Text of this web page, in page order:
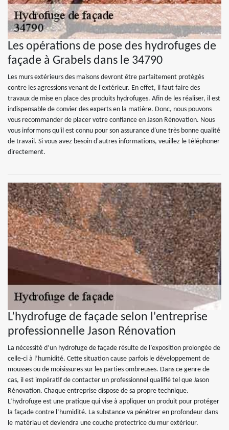
Les opérations de pose des hydrofuges de
façade à Grabels dans le 34790
Les murs extérieurs des maisons devront être parfaitement protégés
contre les agressions venant de l'extérieur. En effet, il faut faire des
travaux de mise en place des produits hydrofuges. Afin de les réaliser, il est
indispensable de convier des experts en la matière. Donc, nous pouvons
vous recommander de placer votre confiance en Jason Rénovation. Nous
vous informons qu'il est connu pour son assurance d'une très bonne qualité
de travail. Si vous avez besoin d'autres informations, veuillez le téléphoner
directement.
L’hydrofuge de façade selon l'entreprise
professionnelle Jason Rénovation
La nécessité d’un hydrofuge de façade résulte de l’exposition prolongée de
celle-ci à l’humidité. Cette situation cause parfois le développement de
mousses ou de moisissures sur les parties ombreuses. Dans ce genre de
cas, il est impératif de contacter un professionnel qualifié tel que Jason
Rénovation. Chaque entreprise dispose de sa propre technique.
L’hydrofuge est une pratique qui vise à appliquer un produit pour protéger
la façade contre l’humidité. La substance va pénétrer en profondeur dans
le matériau et deviendra une couche protectrice du mur extérieur.